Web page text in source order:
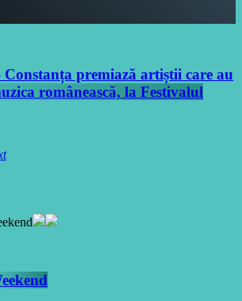
premiază artiștii care au
românească, la Festivalul